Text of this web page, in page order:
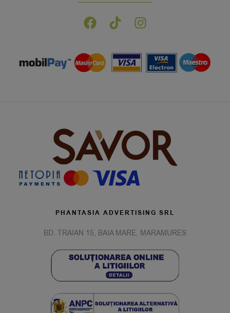
PHANTASIA ADVERTISING SRL
BD. TRAIAN 15, BAIA MARE, MARAMURES